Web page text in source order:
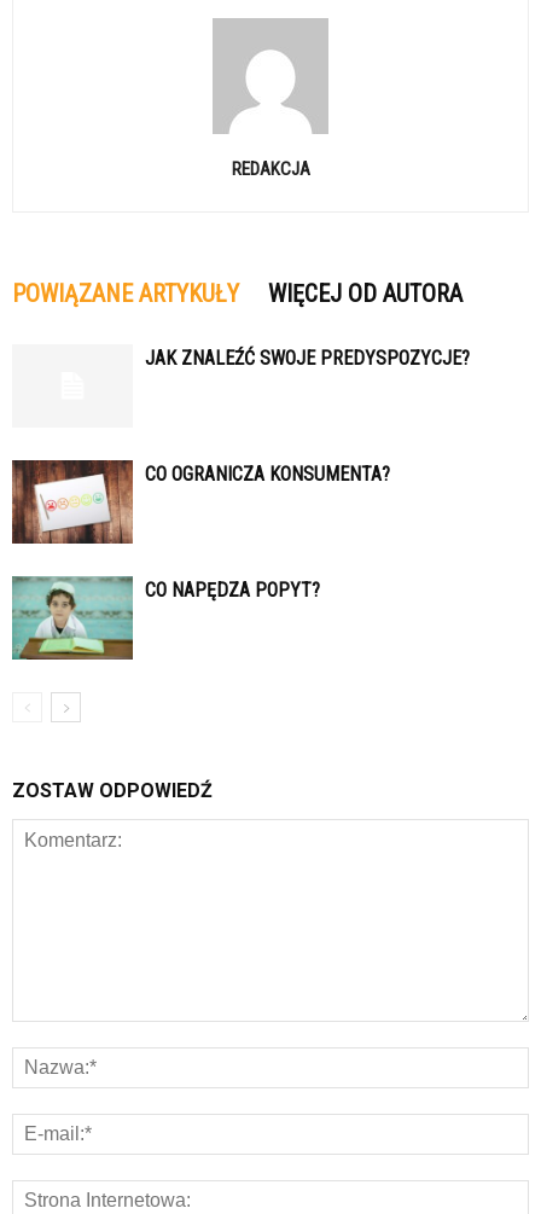
REDAKCJA
POWIĄZANE ARTYKUŁY WIĘCEJ OD AUTORA
JAK ZNALEŹĆ SWOJE PREDYSPOZYCJE?
CO OGRANICZA KONSUMENTA?
CO NAPĘDZA POPYT?
ZOSTAW ODPOWIEDŹ